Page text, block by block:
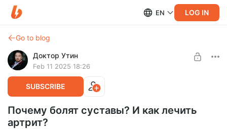
EN LOG IN
Go to blog
Доктор Утин
Feb 11 2025 18:26
SUBSCRIBE
Почему болят суставы? И как лечить
артрит?